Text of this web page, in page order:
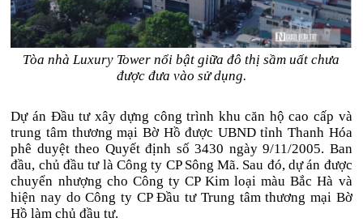
Tòa nhà Luxury Tower nổi bật giữa đô thị sầm uất chưa
được đưa vào sử dụng.
Dự án Đầu tư xây dựng công trình khu căn hộ cao cấp và
trung tâm thương mại Bờ Hồ được UBND tỉnh Thanh Hóa
phê duyệt theo Quyết định số 3430 ngày 9/11/2005. Ban
đầu, chủ đầu tư là Công ty CP Sông Mã. Sau đó, dự án được
chuyển nhượng cho Công ty CP Kim loại màu Bắc Hà và
hiện nay do Công ty CP Đầu tư Trung tâm thương mại Bờ
Hồ làm chủ đầu tư.